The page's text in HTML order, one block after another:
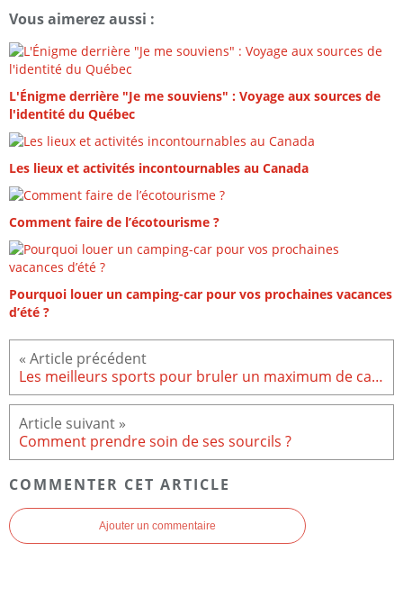
Vous aimerez aussi :
L'Énigme derrière "Je me souviens" : Voyage aux sources de
l'identité du Québec
Les lieux et activités incontournables au Canada
Comment faire de l’écotourisme ?
Pourquoi louer un camping-car pour vos prochaines vacances
d’été ?
Les meilleurs sports pour bruler un maximum de calories
Comment prendre soin de ses sourcils ?
COMMENTER CET ARTICLE
Ajouter un commentaire